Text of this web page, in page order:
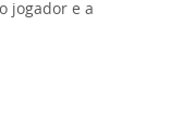
jogador e a